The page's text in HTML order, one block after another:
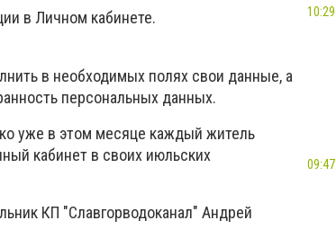
в Личном кабинете.
в необходимых полях свои данные, а
персональных данных.
уже в этом месяце каждый житель
кабинет в своих июльских
КП "Славгорводоканал" Андрей
10:29
09:47